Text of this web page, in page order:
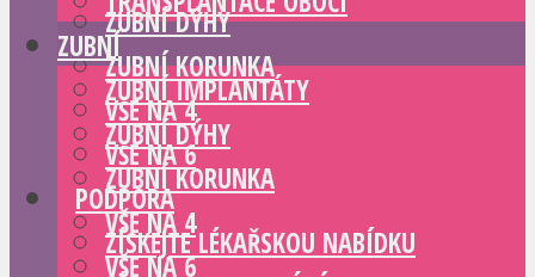
ZUBNÍ DÝHY
ZUBNÍ KORUNKA
VŠE NA 4
VŠE NA 6
PODPORA
ZÍSKEJTE LÉKAŘSKOU NABÍDKU
ZUBNÍ
ZUBNÍ IMPLANTÁTY
ZUBNÍ DÝHY
ZUBNÍ KORUNKA
VŠE NA 4
VŠE NA 6